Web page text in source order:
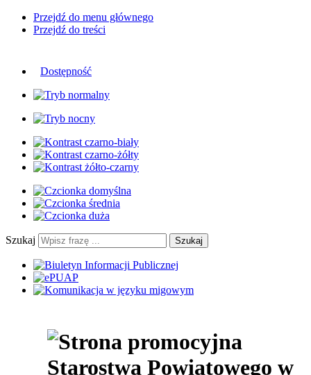
Przejdź do menu głównego
Przejdź do treści
Dostępność
Szukaj Szukaj